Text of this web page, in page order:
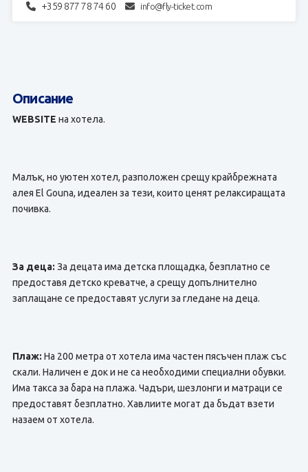
+359 877 78 74 60 info@fly-ticket.com
Описание
WEBSITE на хотела.
Малък, но уютен хотел, разположен срещу крайбрежната
алея El Gouna, идеален за тези, които ценят релаксиращата
почивка.
За деца: За децата има детска площадка, безплатно се
предоставя детско креватче, а срещу допълнително
заплащане се предоставят услуги за гледане на деца.
Плаж: На 200 метра от хотела има частен пясъчен плаж със
скали. Наличен е док и не са необходими специални обувки.
Има такса за бара на плажа. Чадъри, шезлонги и матраци се
предоставят безплатно. Хавлиите могат да бъдат взети
назаем от хотела.